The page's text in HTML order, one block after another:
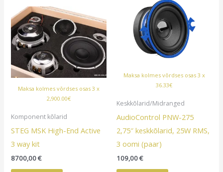
Maksa kolmes võrdses osas 3 x
2,900.00€
Komponent kõlarid
STEG MSK High-End Active
3 way kit
8700,00€
Maksa kolmes võrdses osas 3 x
36.33€
Keskkõlarid/Midranged
AudioControl PNW-275
2,75″ keskkõlarid, 25W RMS,
3 oomi (paar)
109,00€